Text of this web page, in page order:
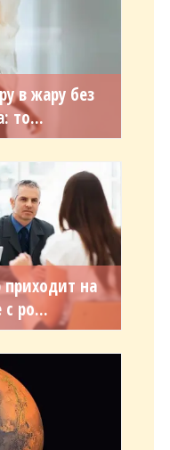
в жару без
то...
на
с ро...